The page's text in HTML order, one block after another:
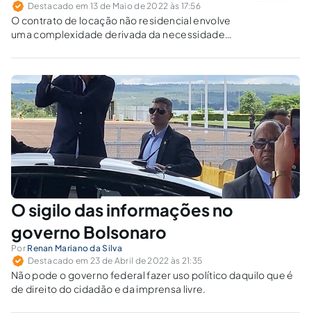
Destacado em 13 de Maio de 2022 às 17:56
O contrato de locação não residencial envolve
uma complexidade derivada da necessidade
ao fundo de comércio e à indústria.
O sigilo das informações no
governo Bolsonaro
Por Renan Mariano da Silva
Destacado em 23 de Abril de 2022 às 21:35
Não pode o governo federal fazer uso político daquilo que é
de direito do cidadão e da imprensa livre.